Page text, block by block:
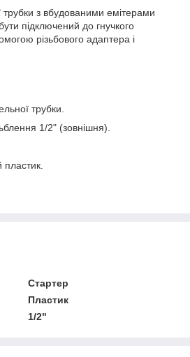
з вбудованими емітерами
підключений до гнучкого
різьбового адаптера і
трубки.
1/2" (зовнішня).
пластик.
Стартер
Пластик
1/2"